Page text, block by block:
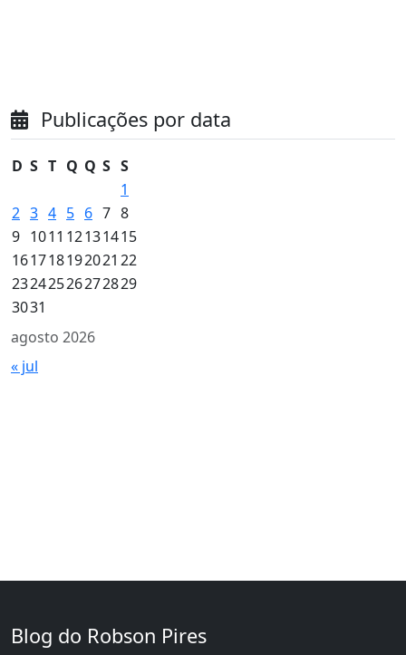
Publicações por data
agosto 2026
D S T Q Q S S
1
2 3 4 5 6 7 8
9 1011 12131415
161718192021 22
23242526272829
3031
« jul
Blog do Robson Pires